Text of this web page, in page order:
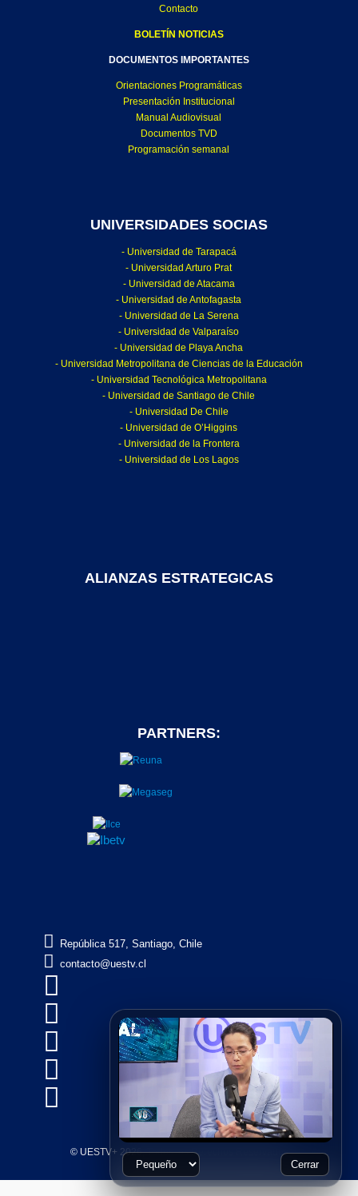
Cerrar
Contacto
BOLETÍN NOTICIAS
DOCUMENTOS IMPORTANTES
Orientaciones Programáticas
Presentación Institucional
Manual Audiovisual
Documentos TVD
Programación semanal
UNIVERSIDADES SOCIAS
- Universidad de Tarapacá
- Universidad Arturo Prat
- Universidad de Atacama
- Universidad de Antofagasta
- Universidad de La Serena
- Universidad de Valparaíso
- Universidad de Playa Ancha
- Universidad Metropolitana de Ciencias de la Educación
- Universidad Tecnológica Metropolitana
- Universidad de Santiago de Chile
- Universidad De Chile
- Universidad de O’Higgins
- Universidad de la Frontera
- Universidad de Los Lagos
ALIANZAS ESTRATEGICAS
PARTNERS:
 República 517, Santiago, Chile
 contacto@uestv.cl





© UESTV+ 2026, Todos los Derechos Reservados